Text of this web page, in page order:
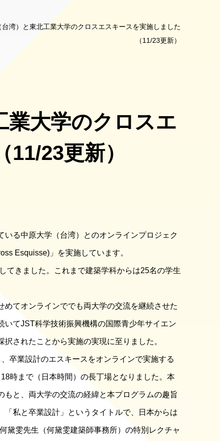
湾）と東北工業大学のクロスエスキースを実施しました
（11/23更新）
業大学のクロスエ
23更新）
る中原大学（台湾）とのオンラインプロジェク
Esquisse) 」を実施しています。
てきました。これまで建築学科からは25名の学生
てオンラインででも両大学の交流を継続させた
いてJST科学技術振興機構の国際青少年サイエン
択されたことから実施の実現に至りました。
卒業設計のエスキースをオンラインで実施する
18時まで（日本時間）の長丁場となりました。本
と、両大学の交流の経緯と本プログラムの趣旨
私と卒業設計」というタイトルで、日本からは
黛雯先生（何黛雯建築師事務所）の特別レクチャ